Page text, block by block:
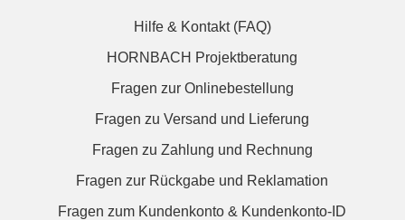
Hilfe & Kontakt (FAQ)
HORNBACH Projektberatung
Fragen zur Onlinebestellung
Fragen zu Versand und Lieferung
Fragen zu Zahlung und Rechnung
Fragen zur Rückgabe und Reklamation
Fragen zum Kundenkonto & Kundenkonto-ID